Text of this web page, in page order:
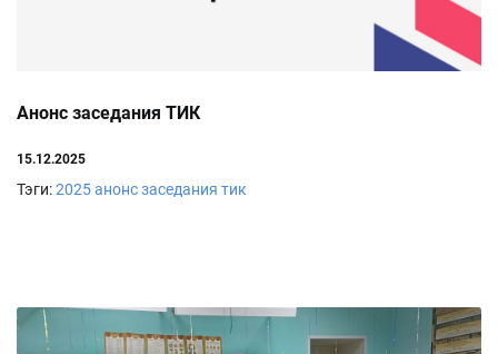
Анонс заседания ТИК
15.12.2025
Тэги:2025анонс заседания тик